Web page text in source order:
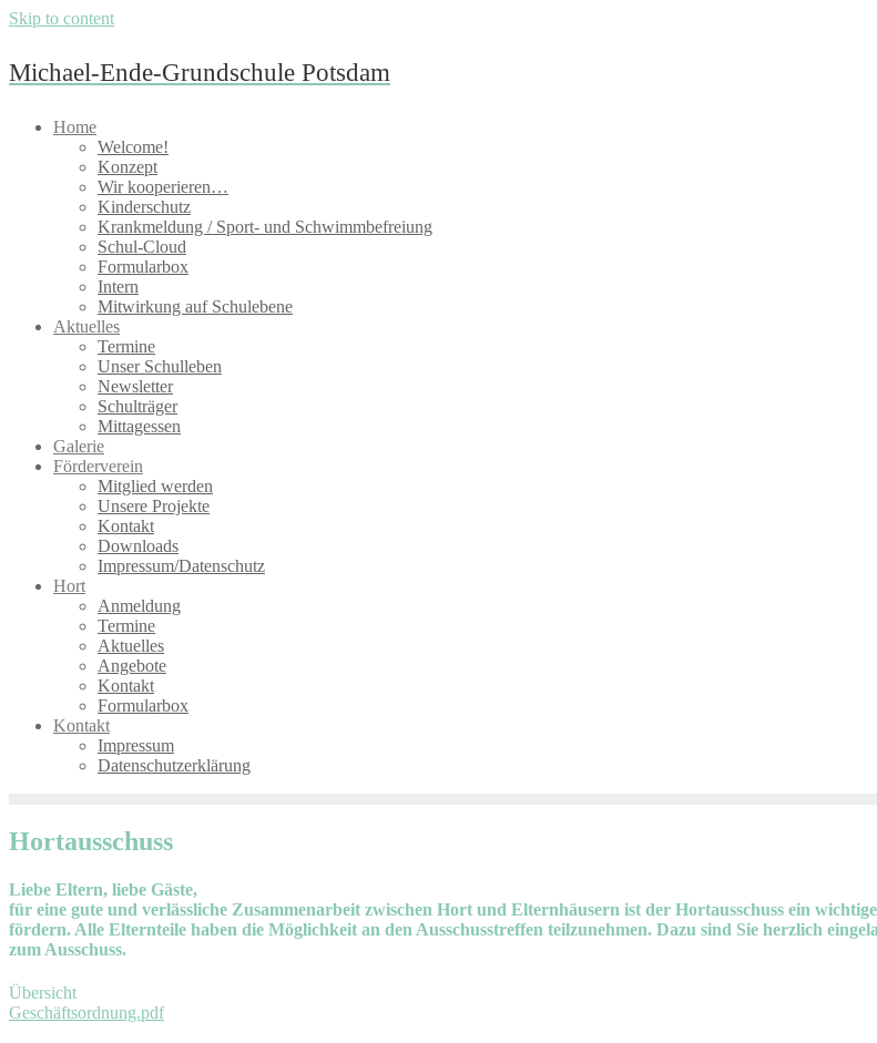
Skip to content
Michael-Ende-Grundschule Potsdam
Home
Welcome!
Konzept
Wir kooperieren…
Kinderschutz
Krankmeldung / Sport- und Schwimmbefreiung
Schul-Cloud
Formularbox
Intern
Mitwirkung auf Schulebene
Aktuelles
Termine
Unser Schulleben
Newsletter
Schulträger
Mittagessen
Galerie
Förderverein
Mitglied werden
Unsere Projekte
Kontakt
Downloads
Impressum/Datenschutz
Hort
Anmeldung
Termine
Aktuelles
Angebote
Kontakt
Formularbox
Kontakt
Impressum
Datenschutzerklärung
Hortausschuss
Liebe Eltern, liebe Gäste,
für eine gute und verlässliche Zusammenarbeit zwischen Hort und Elternhäusern ist der Hortausschuss ein
fördern. Alle Elternteile haben die Möglichkeit an den Ausschusstreffen teilzunehmen. Dazu sind Sie herzlich
zum Ausschuss.
Übersicht
Geschäftsordnung.pdf